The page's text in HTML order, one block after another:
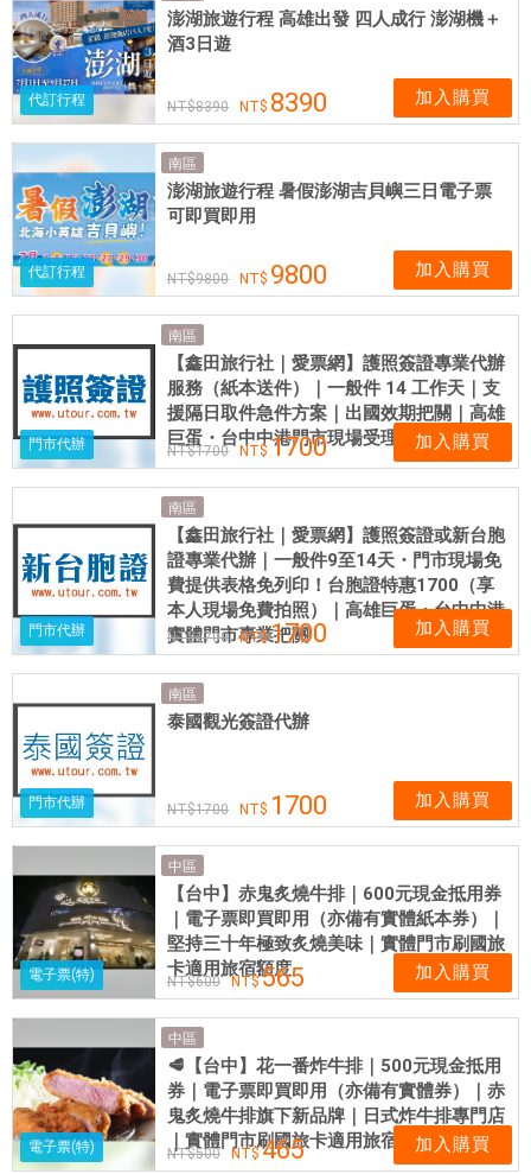
網
即
買
用
代訂行程
澎湖旅遊行程 高雄出發 四人成行 澎湖機＋
酒3日遊
8390 8390 加入購買
代訂行程
南區
澎湖旅遊行程 暑假澎湖吉貝嶼三日電子票
可即買即用
9800 9800 加入購買
門市代辦
南區
【鑫田旅行社｜愛票網】護照簽證專業代辦
服務（紙本送件）｜一般件 14 工作天｜支
援隔日取件急件方案｜出國效期把關｜高雄
巨蛋・台中中港門市現場受理
1700 1700 加入購買
門市代辦
南區
【鑫田旅行社｜愛票網】護照簽證或新台胞
證專業代辦｜一般件9至14天・門市現場免
費提供表格免列印！台胞證特惠1700（享
本人現場免費拍照）｜高雄巨蛋・台中中港
實體門市專業把關
1700 1700 加入購買
門市代辦
南區
泰國觀光簽證代辦
1700 1700 加入購買
電子票(特)
中區
【台中】赤鬼炙燒牛排｜600元現金抵用券
｜電子票即買即用（亦備有實體紙本券）｜
堅持三十年極致炙燒美味｜實體門市刷國旅
卡適用旅宿額度
600 565 加入購買
電子票(特)
中區
🥩【台中】花一番炸牛排｜500元現金抵用
券｜電子票即買即用（亦備有實體券）｜赤
鬼炙燒牛排旗下新品牌｜日式炸牛排專門店
｜實體門市刷國旅卡適用旅宿額度
500 465 加入購買